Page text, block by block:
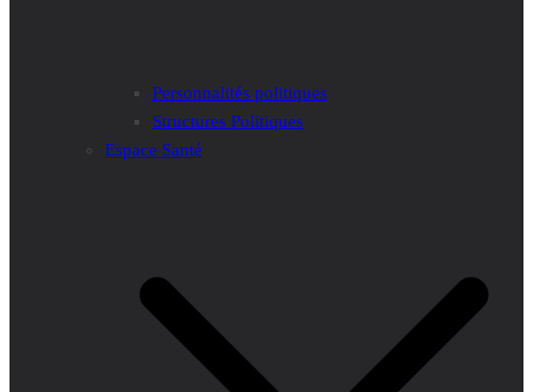
Personnalités politiques
Structures Politiques
Espace Santé